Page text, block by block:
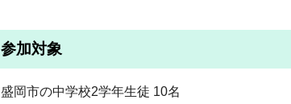
参加対象
盛岡市の中学校2学年生徒 10名